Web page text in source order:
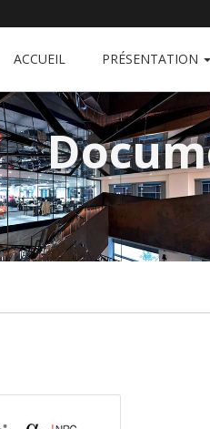
ACCUEIL PRÉSENTATION